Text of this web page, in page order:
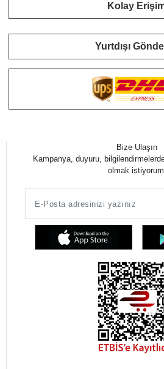
Kolay
Yurtdışı
Bize Ulaşın
Kampanya, duyuru,
olmak